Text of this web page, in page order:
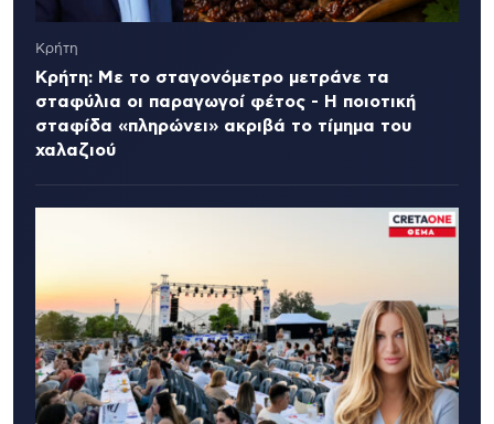
Κρήτη
Κρήτη: Με το σταγονόμετρο μετράνε τα
σταφύλια οι παραγωγοί φέτος - Η ποιοτική
σταφίδα «πληρώνει» ακριβά το τίμημα του
χαλαζιού